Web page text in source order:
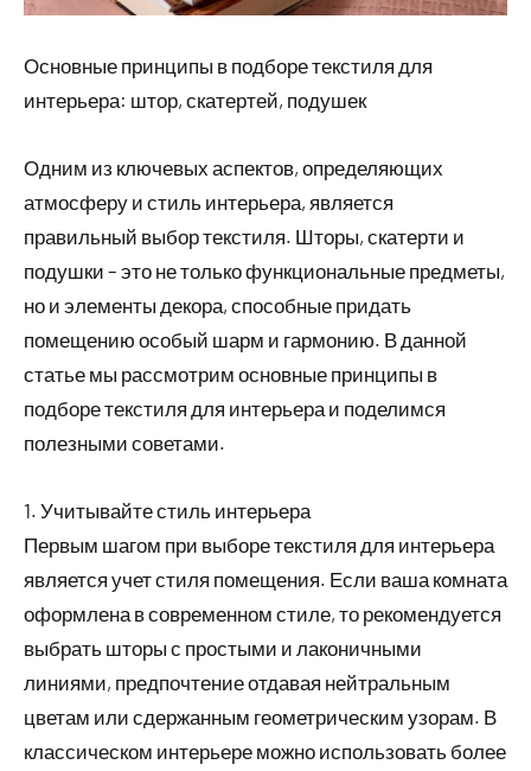
Основные принципы в подборе текстиля для
интерьера: штор, скатертей, подушек
Одним из ключевых аспектов, определяющих
атмосферу и стиль интерьера, является
правильный выбор текстиля. Шторы, скатерти и
подушки – это не только функциональные предметы,
но и элементы декора, способные придать
помещению особый шарм и гармонию. В данной
статье мы рассмотрим основные принципы в
подборе текстиля для интерьера и поделимся
полезными советами.
1. Учитывайте стиль интерьера
Первым шагом при выборе текстиля для интерьера
является учет стиля помещения. Если ваша комната
оформлена в современном стиле, то рекомендуется
выбрать шторы с простыми и лаконичными
линиями, предпочтение отдавая нейтральным
цветам или сдержанным геометрическим узорам. В
классическом интерьере можно использовать более